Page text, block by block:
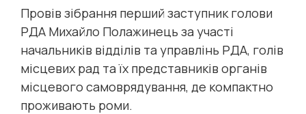
Провів зібрання перший заступник голови
РДА Михайло Полажинець за участі
начальників відділів та управлінь РДА, голів
місцевих рад та їх представників органів
місцевого самоврядування, де компактно
проживають роми.